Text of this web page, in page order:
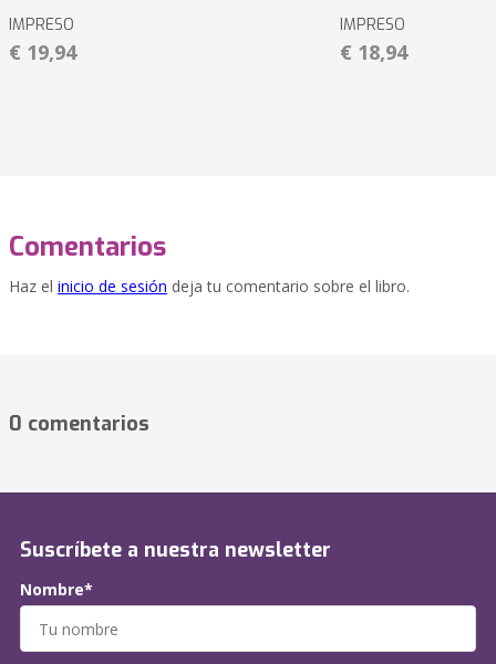
IMPRESO
€ 19,94
IMPRESO
€ 18,94
Comentarios
Haz el inicio de sesión deja tu comentario sobre el libro.
0 comentarios
Suscríbete a nuestra newsletter
Nombre*